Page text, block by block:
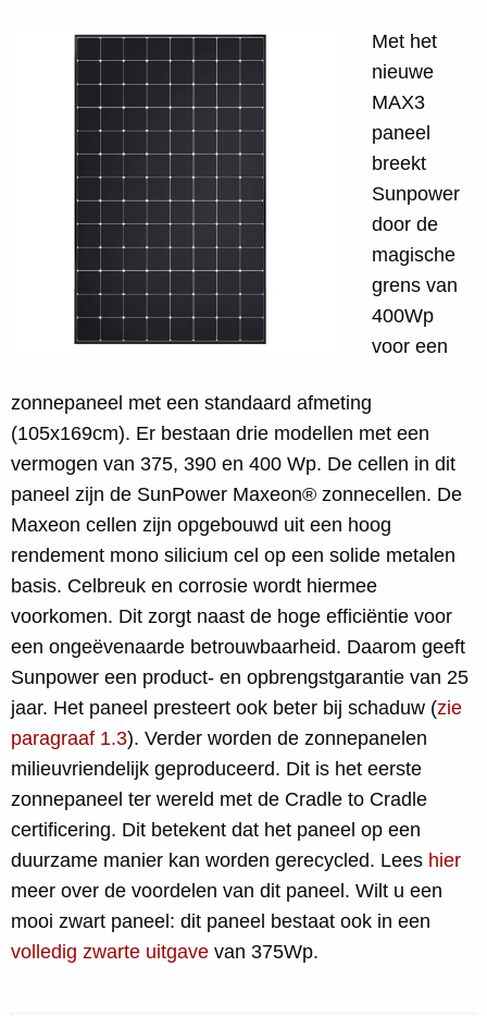
Met het
nieuwe
MAX3
paneel
breekt
Sunpower
door de
magische
grens van
400Wp
voor een
zonnepaneel met een standaard afmeting
(105x169cm). Er bestaan drie modellen met een
vermogen van 375, 390 en 400 Wp. De cellen in dit
paneel zijn de SunPower Maxeon® zonnecellen. De
Maxeon cellen zijn opgebouwd uit een hoog
rendement mono silicium cel op een solide metalen
basis. Celbreuk en corrosie wordt hiermee
voorkomen. Dit zorgt naast de hoge efficiëntie voor
een ongeëvenaarde betrouwbaarheid. Daarom geeft
Sunpower een product- en opbrengstgarantie van 25
jaar. Het paneel presteert ook beter bij schaduw (zie
paragraaf 1.3). Verder worden de zonnepanelen
milieuvriendelijk geproduceerd. Dit is het eerste
zonnepaneel ter wereld met de Cradle to Cradle
certificering. Dit betekent dat het paneel op een
duurzame manier kan worden gerecycled. Lees hier
meer over de voordelen van dit paneel. Wilt u een
mooi zwart paneel: dit paneel bestaat ook in een
volledig zwarte uitgave van 375Wp.